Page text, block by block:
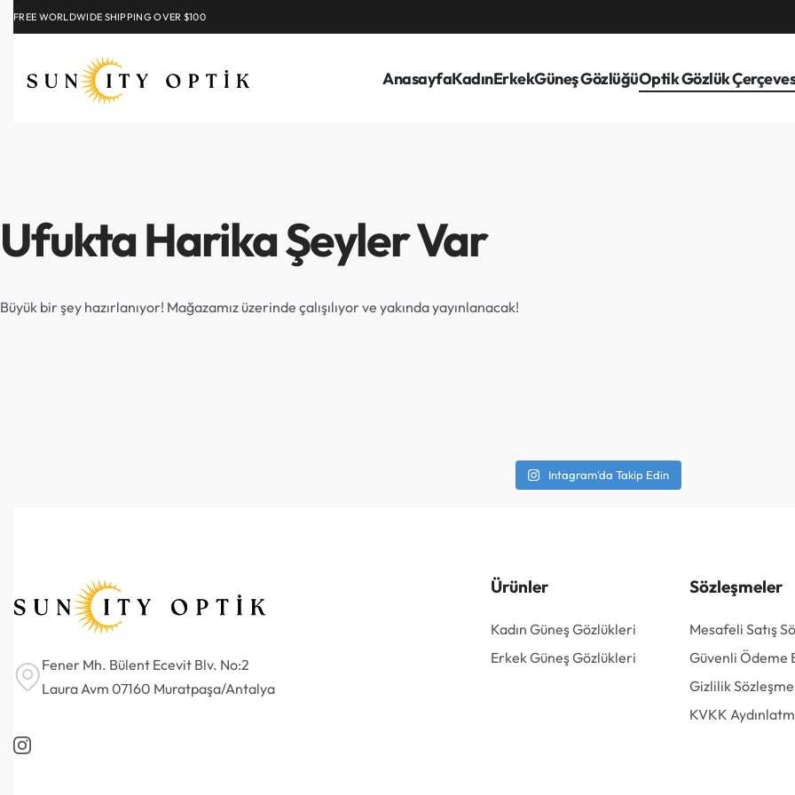
FREE WORLDWIDE SHIPPING OVER $100
AnasayfaKadınErkekGüneş GözlüğüOptik Gözlük
Ufukta Harika Şeyler Var
Büyük bir şey hazırlanıyor! Mağazamız üzerinde çalışılıyor ve yakında yayınlanacak!
Intagram'da Takip Edin
Fener Mh. Bülent Ecevit Blv. No:2
Laura Avm 07160 Muratpaşa/Antalya
Ürünler
Kadın Güneş Gözlükleri
Erkek Güneş Gözlükleri
Sözleşmeler
Mesafeli Satış
Güvenli Ödeme
Gizlilik
KVKK